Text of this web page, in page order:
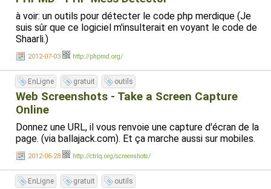
à voir: un outils pour détecter le code php merdique (Je
suis sûr que ce logiciel m'insulterait en voyant le code de
Shaarli.)
2012-07-03 http://phpmd.org/
EnLigne gratuit outils
Web Screenshots - Take a Screen Capture
Online
Donnez une URL, il vous renvoie une capture d'écran de la
page. (via ballajack.com). Et ça marche aussi sur mobiles.
2012-06-28 http://ctrlq.org/screenshots/
EnLigne gratuit outils